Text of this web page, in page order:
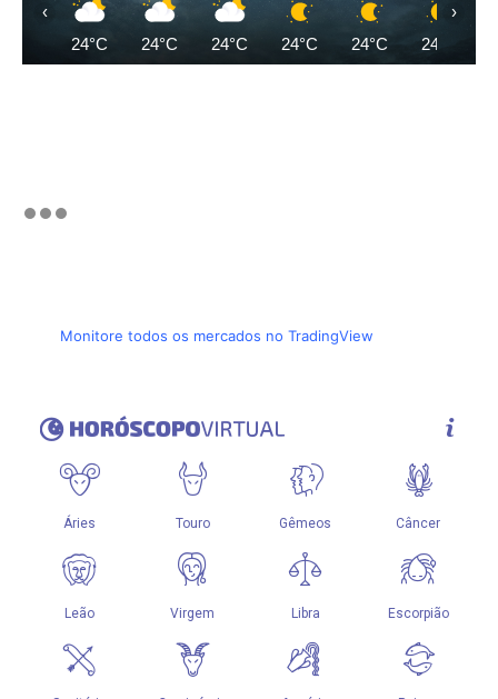
24°C 24°C 24°C 24°C 24°C 24°C
‹ ›
Monitore todos os mercados no TradingView